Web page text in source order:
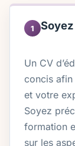
1
Un CV
concis afin
et votre
Soyez
formation
sur les